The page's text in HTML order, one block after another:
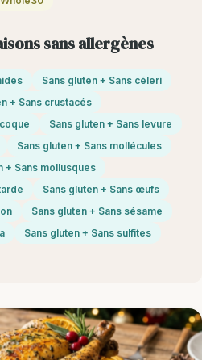
sans allergènes
Sans gluten + Sans céleri
+ Sans crustacés
Sans gluten + Sans levure
Sans gluten + Sans mollécules
+ Sans mollusques
Sans gluten + Sans œufs
Sans gluten + Sans sésame
Sans gluten + Sans sulfites